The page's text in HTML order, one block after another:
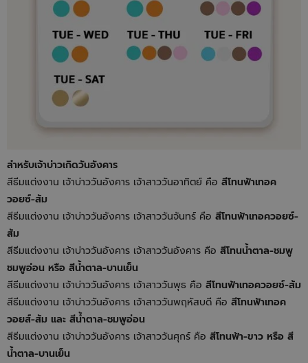
สำหรับเจ้าบ่าวเกิดวันอังคาร
สีธีมแต่งงาน เจ้าบ่าววันอังคาร เจ้าสาววันอาทิตย์ คือ สีโทนฟ้าเทอค
วอยซ์-ส้ม
สีธีมแต่งงาน เจ้าบ่าววันอังคาร เจ้าสาววันจันทร์ คือ สีโทนฟ้าเทอควอยซ์-
ส้ม
สีธีมแต่งงาน เจ้าบ่าววันอังคาร เจ้าสาววันอังคาร คือ สีโทนน้ำตาล-ชมพู
ชมพูอ่อน หรือ สีน้ำตาล-บานเย็น
สีธีมแต่งงาน เจ้าบ่าววันอังคาร เจ้าสาววันพุธ คือ สีโทนฟ้าเทอควอยซ์-ส้ม
สีธีมแต่งงาน เจ้าบ่าววันอังคาร เจ้าสาววันพฤหัสบดี คือ สีโทนฟ้าเทอค
วอยส์-ส้ม และ สีน้ำตาล-ชมพูอ่อน
สีธีมแต่งงาน เจ้าบ่าววันอังคาร เจ้าสาววันศุกร์ คือ สีโทนฟ้า-ขาว หรือ สี
น้ำตาล-บานเย็น